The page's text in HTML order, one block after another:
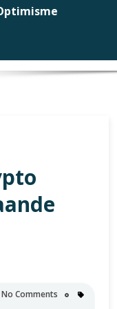
No Comments